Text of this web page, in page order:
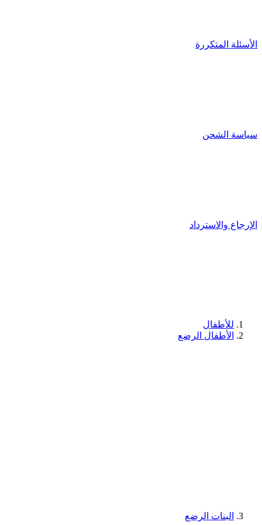
الأسئلة المتكررة
سياسة الشحن
الإرجاع والاسترداد
للأطفال
الأطفال الرضع
البنات الرضع